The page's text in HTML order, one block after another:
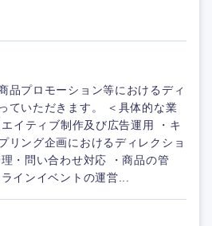
品プロモーション等におけるディ
ていただきます。 ＜具体的な業
イティブ制作及び広告運用 ・キ
リング企画におけるディレクショ
・問い合わせ対応 ・商品の管
インイベントの運営...